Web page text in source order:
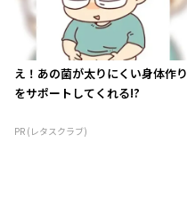
え！あの菌が太りにくい身体作り
をサポートしてくれる!?
PR (レタスクラブ)